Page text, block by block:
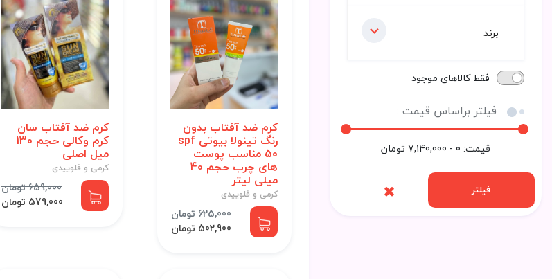
برند
فقط کالاهای موجود
فیلتر براساس قیمت :
قیمت: 0 - 7,140,000 تومان
فیلتر
کرم ضد آفتاب بدون
رنگ تینولا بیوتی spf
50 مناسب پوست
های چرب حجم 40
میلی لیتر
کرمی و فلوییدی
625,000 تومان
502,900 تومان
کرم ضد آفتاب سان
کرم وکالی حجم 130
میل اصلی
کرمی و فلوییدی
659,000 تومان
579,000 تومان